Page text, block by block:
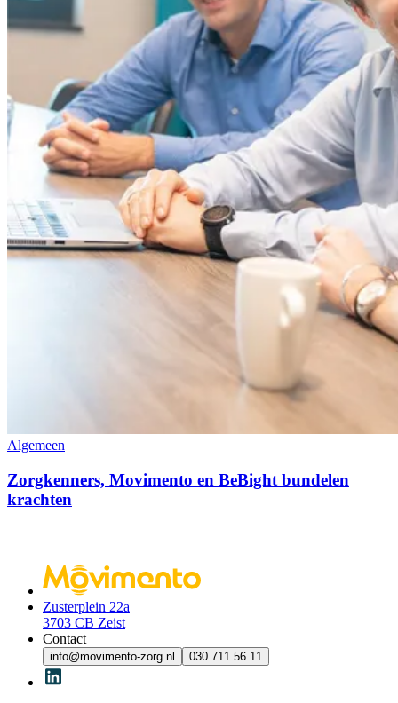
Algemeen
Zorgkenners, Movimento en BeBight bundelen
krachten
Zusterplein 22a
3703 CB Zeist
Contact
info@movimento-zorg.nl 030 711 56 11